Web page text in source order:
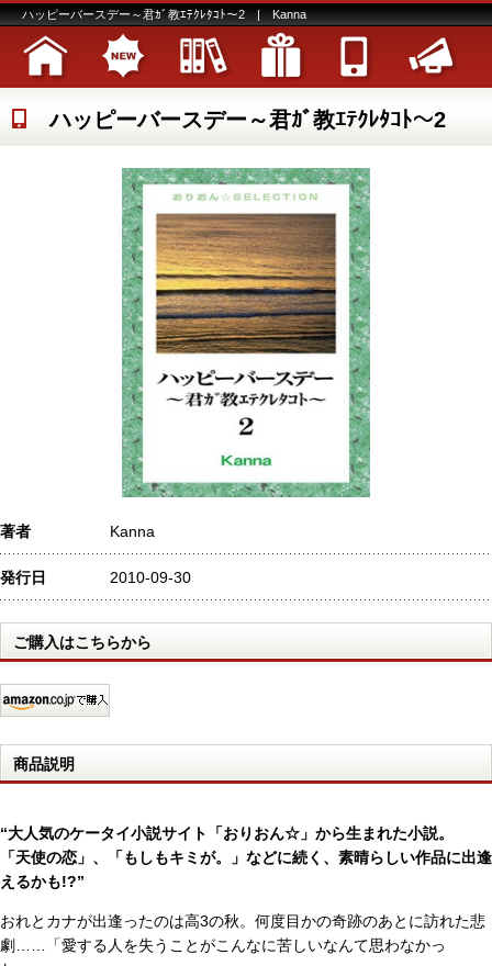
ハッピーバースデー～君ｶﾞ教ｴﾃｸﾚﾀｺﾄ～2 | Kanna
ハッピーバースデー～君ｶﾞ教ｴﾃｸﾚﾀｺﾄ～2
著者 Kanna
発行日 2010-09-30
ご購入はこちらから
商品説明
“大人気のケータイ小説サイト「おりおん☆」から生まれた小説。
「天使の恋」、「もしもキミが。」などに続く、素晴らしい作品に出逢
えるかも!?”
おれとカナが出逢ったのは高3の秋。何度目かの奇跡のあとに訪れた悲
劇……「愛する人を失うことがこんなに苦しいなんて思わなかっ